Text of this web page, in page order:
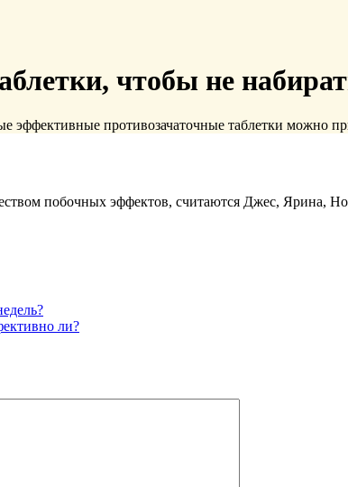
чтобы не
эффективные противозачаточные таблетки можно
побочных эффектов, считаются Джес, Ярина,
ли?